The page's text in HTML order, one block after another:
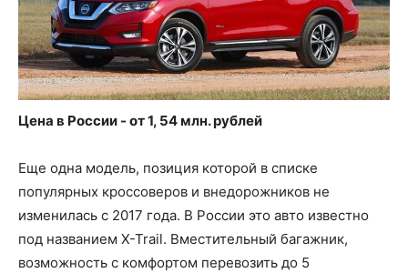
Цена в России - от 1, 54 млн. рублей
Еще одна модель, позиция которой в списке
популярных кроссоверов и внедорожников не
изменилась с 2017 года. В России это авто известно
под названием X-Trail. Вместительный багажник,
возможность с комфортом перевозить до 5